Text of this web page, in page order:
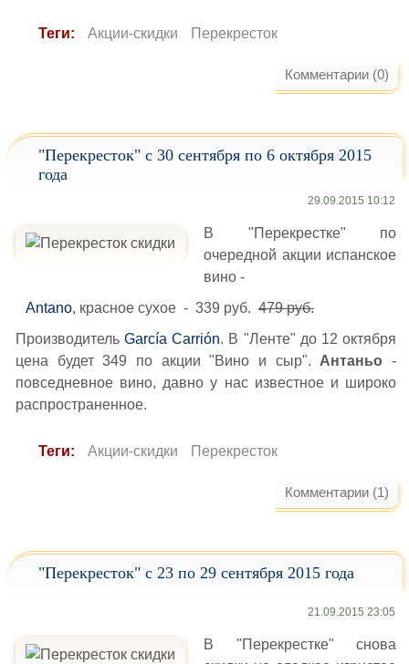
Теги: Акции-скидки Перекресток
Комментарии (0)
"Перекресток" с 30 сентября по 6 октября 2015
года
29.09.2015 10:12
В "Перекрестке" по
очередной акции испанское
вино -
Antano, красное сухое - 339 руб. 479 руб.
ПроизводительGarcía Carrión. В "Ленте" до 12 октября
цена будет 349 по акции "Вино и сыр". Антаньо -
повседневное вино, давно у нас известное и широко
распространенное.
Теги: Акции-скидки Перекресток
Комментарии (1)
"Перекресток" с 23 по 29 сентября 2015 года
21.09.2015 23:05
В "Перекрестке" снова